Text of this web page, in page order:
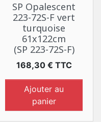
SP Opalescent
223-72S-F vert
turquoise
61x122cm
(SP 223-72S-F)
Prix
168,30 € TTC
Ajouter au
panier